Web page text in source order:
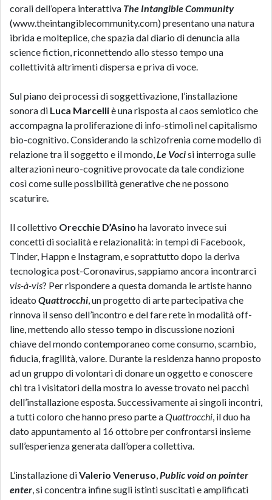
corali dell’opera interattiva The Intangible Community
(www.theintangiblecommunity.com) presentano una natura
ibrida e molteplice, che spazia dal diario di denuncia alla
science fiction, riconnettendo allo stesso tempo una
collettività altrimenti dispersa e priva di voce.
Sul piano dei processi di soggettivazione, l’installazione
sonora di Luca Marcelliè una risposta al caos semiotico che
accompagna la proliferazione di info-stimoli nel capitalismo
bio-cognitivo. Considerando la schizofrenia come modello di
relazione tra il soggetto e il mondo,Le Vocisi interroga sulle
alterazioni neuro-cognitive provocate da tale condizione
così come sulle possibilità generative che ne possono
scaturire.
Il collettivo Orecchie D’Asino ha lavorato invece sui
concetti di socialità e relazionalità: in tempi di Facebook,
Tinder, Happn e Instagram, e soprattutto dopo la deriva
tecnologica post-Coronavirus, sappiamo ancora incontrarci
vis-à-vis? Per rispondere a questa domanda le artiste hanno
ideato Quattrocchi, un progetto di arte partecipativa che
rinnova il senso dell’incontro e del fare rete in modalità off-
line, mettendo allo stesso tempo in discussione nozioni
chiave del mondo contemporaneo come consumo, scambio,
fiducia, fragilità, valore. Durante la residenza hanno proposto
ad un gruppo di volontari di donare un oggetto e conoscere
chi tra i visitatori della mostra lo avesse trovato nei pacchi
dell’installazione esposta. Successivamente ai singoli incontri,
a tutti coloro che hanno preso parte aQuattrocchi, il duo ha
dato appuntamento al 16 ottobre per confrontarsi insieme
sull’esperienza generata dall’opera collettiva.
L’installazione diValerio Veneruso,Public void on pointer
enter, si concentra infine sugli istinti suscitati e amplificati